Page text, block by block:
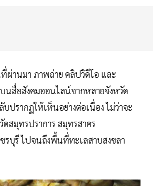
ผ่านมา ภาพถ่าย คลิปวิดีโอ และ
บนสื่อสังคมออนไลน์จากหลายจังหวัด
บปรากฏให้เห็นอย่างต่อเนื่อง ไม่ว่าจะ
สมุทรปราการ สมุทรสาคร
รบุรี ไปจนถึงพื้นที่ทะเลสาบสงขลา